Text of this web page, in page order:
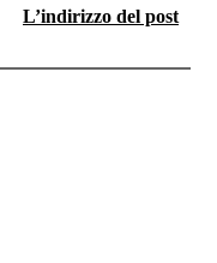
L’indirizzo del post